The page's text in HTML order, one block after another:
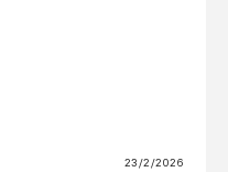
23/2/2026